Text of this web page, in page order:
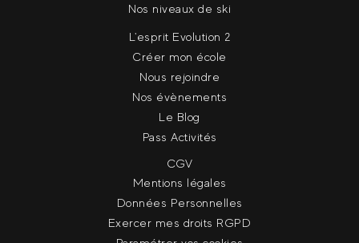
Nos niveaux de ski
L'esprit Evolution 2
Créer mon école
Nous rejoindre
Nos évènements
Le Blog
Pass Activités
CGV
Mentions légales
Données Personnelles
Exercer mes droits RGPD